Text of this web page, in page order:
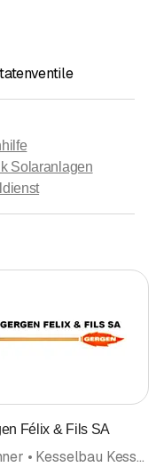
Solaranlagen
Félix & Fils SA
Brenner • Kesselbau Kesselunterhalt • Heizungen • Sanierungen